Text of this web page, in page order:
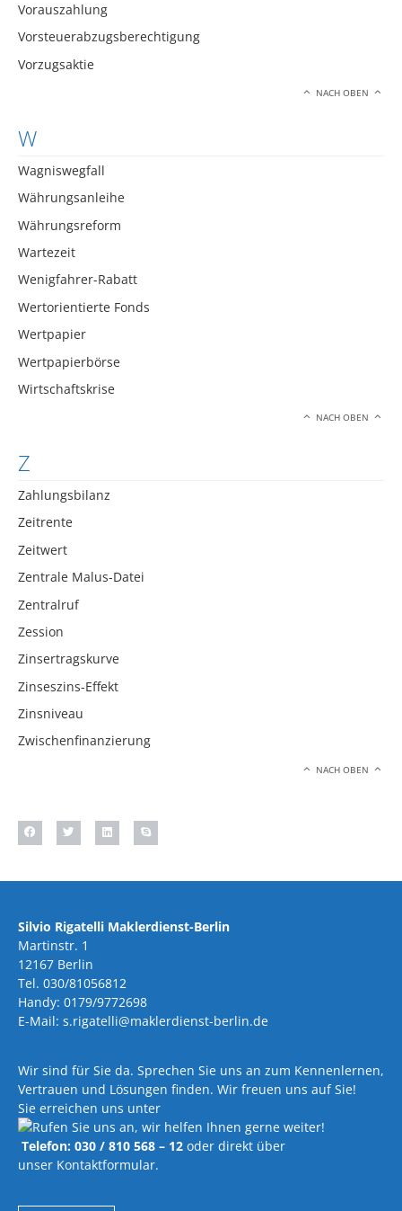
Vorauszahlung
Vorsteuerabzugsberechtigung
Vorzugsaktie
NACH OBEN
W
Wagniswegfall
Währungsanleihe
Währungsreform
Wartezeit
Wenigfahrer-Rabatt
Wertorientierte Fonds
Wertpapier
Wertpapierbörse
Wirtschaftskrise
NACH OBEN
Z
Zahlungsbilanz
Zeitrente
Zeitwert
Zentrale Malus-Datei
Zentralruf
Zession
Zinsertragskurve
Zinseszins-Effekt
Zinsniveau
Zwischenfinanzierung
NACH OBEN
Silvio Rigatelli Maklerdienst-Berlin
Martinstr. 1
12167 Berlin
Tel. 030/81056812
Handy: 0179/9772698
E-Mail: s.rigatelli@maklerdienst-berlin.de
Wir sind für Sie da. Sprechen Sie uns an zum Kennenlernen,
Vertrauen und Lösungen finden. Wir freuen uns auf Sie!
Sie erreichen uns unter
Telefon: 030 / 810 568 – 12 oder direkt über
unser Kontaktformular.